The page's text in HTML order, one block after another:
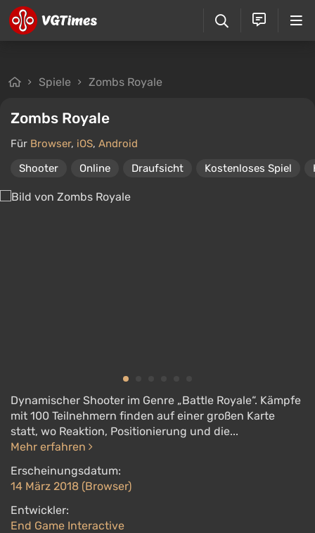
Spiele Zombs Royale
Zombs Royale
Für Browser, iOS, Android
Shooter
Online Draufsicht Kostenloses Spiel
Dynamischer Shooter im Genre „Battle Royale“. Kämpfe
mit 100 Teilnehmern finden auf einer großen Karte
statt, wo Reaktion, Positionierung und die...
Mehr erfahren
Erscheinungsdatum:
14 März 2018 (Browser)
Entwickler:
End Game Interactive